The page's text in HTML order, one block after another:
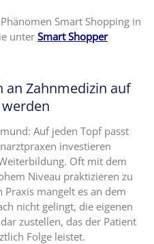
Smart Shopping in
unter Smart Shopper
an Zahnmedizin auf
Auf jeden Topf passt
investieren
Oft mit dem
Niveau praktizieren zu
Praxis mangelt es an dem
nicht gelingt, die eigenen
zustellen, das der Patient
Folge leistet.